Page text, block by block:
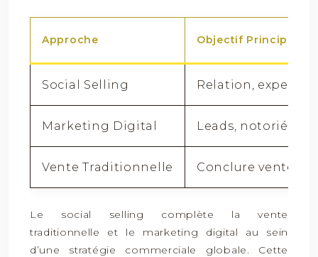
Approche Objectif Principal
Social Selling Relation, expertise
Marketing Digital Leads, notoriété
Vente Traditionnelle Conclure ventes
Le social selling complète la vente
traditionnelle et le marketing digital au sein
d’une stratégie commerciale globale. Cette